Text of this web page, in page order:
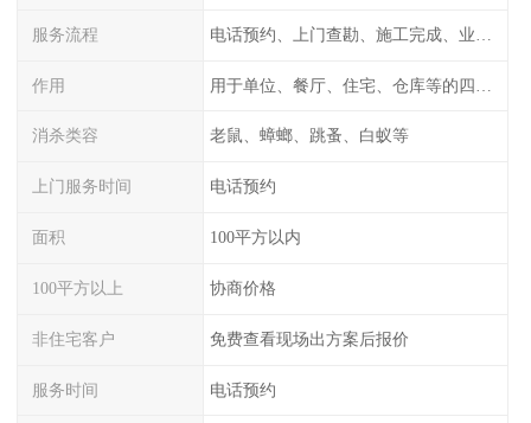
服务流程
作用
消杀类容 老鼠、蟑螂、跳蚤、白蚁等
上门服务时间 电话预约
面积 100平方以内
100平方以上 协商价格
非住宅客户 免费查看现场出方案后报价
服务时间 电话预约